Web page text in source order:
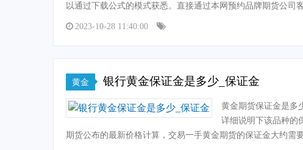
以通过下载公式的模式获悉。直接通过本网预约品牌期货公
2023-10-28 11:40:00
黄金 银行黄金保证金是多少_保证金
黄金期货保证金是多
详细说明下该品种的
期货公布的最新价格计算，交易一手黄金期货的保证金大约